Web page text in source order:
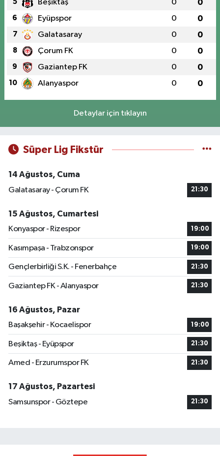
5 Beşiktaş 0 0
6 Eyüpspor 0 0
7 Galatasaray 0 0
8 Çorum FK 0 0
9 Gaziantep FK 0 0
10 Alanyaspor 0 0
Detaylar için tıklayın
Süper Lig Fikstür
14 Ağustos, Cuma
Galatasaray - Çorum FK
21:30
15 Ağustos, Cumartesi
Konyaspor - Rizespor
19:00
Kasımpaşa - Trabzonspor 19:00
Gençlerbirliği S.K. - Fenerbahçe 21:30
Gaziantep FK - Alanyaspor 21:30
16 Ağustos, Pazar
Başakşehir - Kocaelispor
19:00
Beşiktaş - Eyüpspor 21:30
Amed - Erzurumspor FK 21:30
17 Ağustos, Pazartesi
Samsunspor - Göztepe
21:30